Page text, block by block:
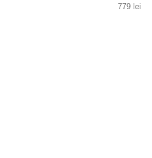
779 lei